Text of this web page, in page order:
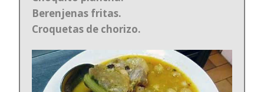
Berenjenas fritas.
Croquetas de chorizo.